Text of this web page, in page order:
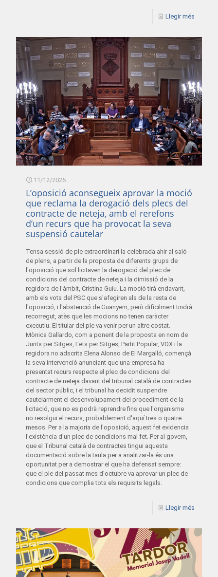
Llegir més
11/12/2025
L’oposició aconsegueix aprovar la moció
que reclama la derogació dels plecs del
contracte de neteja, amb el rerefons
d’un recurs que ha provocat la seva
suspensió cautelar
Tensa sessió de ple extraordinari la celebrada ahir al saló
de plens, a partir de la proposta de diferents grups de
l'oposició que sol·licitaven la derogació del plec de
condicions del contracte de neteja i la dimissió de la
regidora de l'àmbit, Cristina Guiu. La moció tirà endavant,
amb els vots del PSC que s'afegiren als de la resta de
l'oposició, i l'abstenció de Guanyem, però difícilment tindrà
recorregut, atès que les mocions no tenen caràcter
executiu. El titular del ple va venir per un altre costat.
Mònica Gallardo, com a ponent de la proposta en nom de
Junts per Sitges, Fets per Sitges, Partit Popular, VOX i la
regidora no adscrita Elena Alonso de El Margalló, començà
la seva intervenció anunciant que una empresa ha
presentat recurs respecte el plec de condicions del
contracte de neteja davant del tribunal català de contractes
del sector públic, i el tribunal ha decidit suspendre
cautelarment el desenvolupament del procediment de la
licitació, que no es podrà reprendre fins que l'organisme
no resolgui el recurs, probablement d'aquí tres o quatre
mesos. Per a la majoria de l'oposició, aquest fet evidencia
l'existència d'un plec de condicions mal fet. Per al govern,
que el Tribunal català de contractes tingui aquesta
documentació sobre la taula per a analitzar-la és una
oportunitat per a demostrar el que ha defensat sempre:
que el ple del passat mes d'octubre va aprovar un plec de
condicions que complia tots els requisits legals.
Llegir més